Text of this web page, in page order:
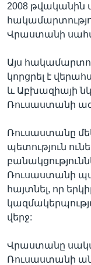
2008 թվականին
Վրաստանի
Այս
կորցրել է
և Աբխազիայի
Ռուսաստանի
Ռուսաստանը
պետություն
Ռուսաստանի
հայտնել, որ
վերջ:
Վրաստանը
Ռուսաստանի